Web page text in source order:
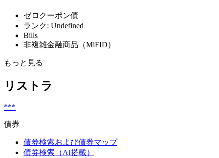
ゼロクーポン債
ランク: Undefined
Bills
非複雑金融商品（MiFID）
もっと見る
リストラ
***
債券
債券検索および債券マップ
債券検索（AI搭載）